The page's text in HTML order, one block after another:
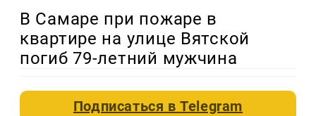
В Самаре при пожаре в
квартире на улице Вятской
погиб 79-летний мужчина
Подписаться вTelegram